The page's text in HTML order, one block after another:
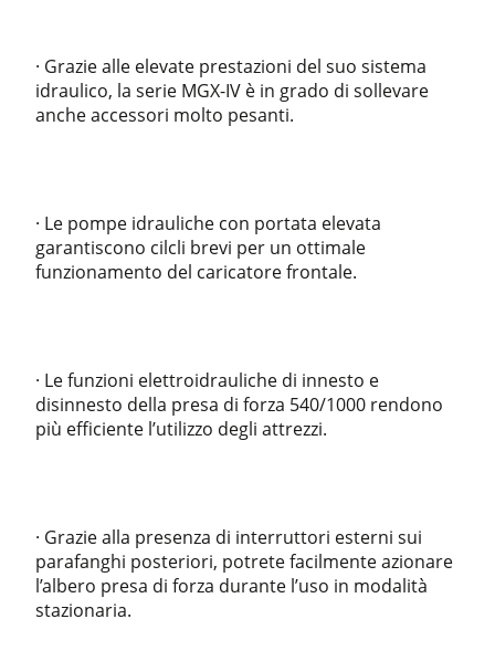
· Grazie alle elevate prestazioni del suo sistema
idraulico, la serie MGX-IV è in grado di sollevare
anche accessori molto pesanti.
· Le pompe idrauliche con portata elevata
garantiscono cilcli brevi per un ottimale
funzionamento del caricatore frontale.
· Le funzioni elettroidrauliche di innesto e
disinnesto della presa di forza 540/1000 rendono
più efficiente l’utilizzo degli attrezzi.
· Grazie alla presenza di interruttori esterni sui
parafanghi posteriori, potrete facilmente azionare
l’albero presa di forza durante l’uso in modalità
stazionaria.